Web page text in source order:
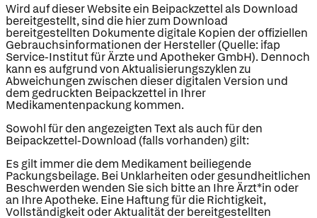
Wird auf dieser Website ein Beipackzettel als Download
bereitgestellt, sind die hier zum Download
bereitgestellten Dokumente digitale Kopien der offiziellen
Gebrauchsinformationen der Hersteller (Quelle: ifap
Service-Institut für Ärzte und Apotheker GmbH). Dennoch
kann es aufgrund von Aktualisierungszyklen zu
Abweichungen zwischen dieser digitalen Version und
dem gedruckten Beipackzettel in Ihrer
Medikamentenpackung kommen.
Sowohl für den angezeigten Text als auch für den
Beipackzettel-Download (falls vorhanden) gilt:
Es gilt immer die dem Medikament beiliegende
Packungsbeilage. Bei Unklarheiten oder gesundheitlichen
Beschwerden wenden Sie sich bitte an Ihre Ärzt*in oder
an Ihre Apotheke. Eine Haftung für die Richtigkeit,
Vollständigkeit oder Aktualität der bereitgestellten